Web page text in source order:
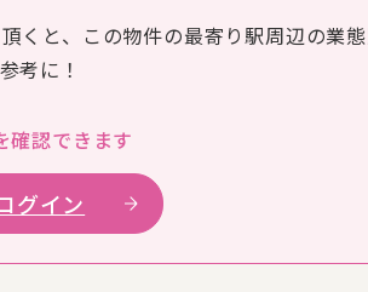
くと、この物件の最寄り駅周辺の業
考に！
確認できます
グイン